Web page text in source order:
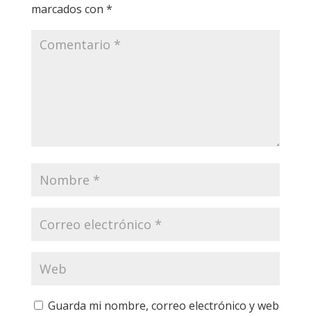
marcados con *
Guarda mi nombre, correo electrónico y web